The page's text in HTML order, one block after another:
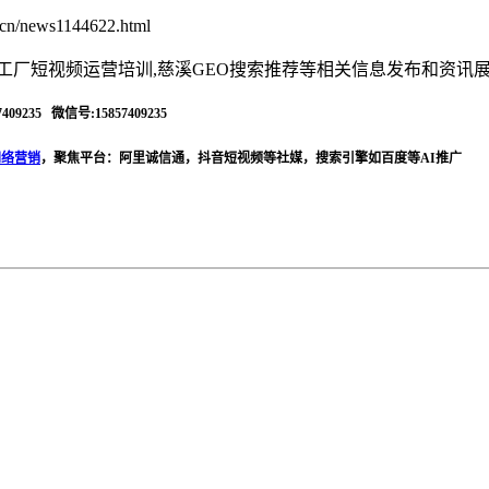
news1144622.html
厂短视频运营培训,慈溪GEO搜索推荐等相关信息发布和资讯
微信号:15857409235
营销，聚焦平台：阿里诚信通，抖音短视频等社媒，搜索引擎如百度等AI推广